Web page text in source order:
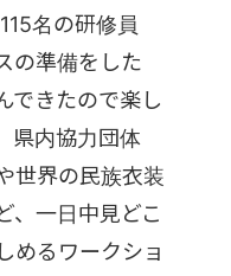
名の研修員
の準備をした
できたので楽し
県内協力団体
世界の民族衣装
、一日中見どこ
めるワークショ